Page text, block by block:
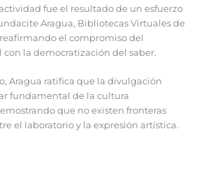
fue el resultado de un esfuerzo
Aragua, Bibliotecas Virtuales de
reafirmando el compromiso del
con la democratización del saber.
Aragua ratifica que la divulgación
fundamental de la cultura
que no existen fronteras
el laboratorio y la expresión artística.